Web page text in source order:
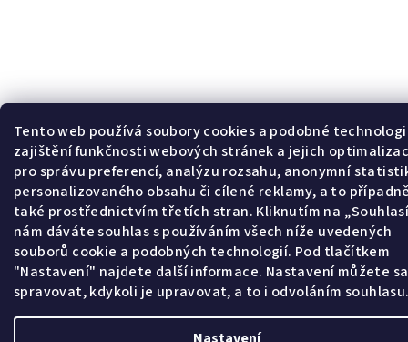
Tento web používá soubory cookies a podobné
zajištění funkčnosti webových stránek a jejich
pro správu preferencí, analýzu rozsahu, anonymní
personalizovaného obsahu či cílené reklamy, a to
také prostřednictvím třetích stran. Kliknutím na
nám dáváte souhlas s používáním všech níže uvedených
souborů cookie a podobných technologií. Pod tlačítkem
"Nastavení" najdete další informace. Nastavení můžete
spravovat, kdykoli je upravovat, a to i odvoláním